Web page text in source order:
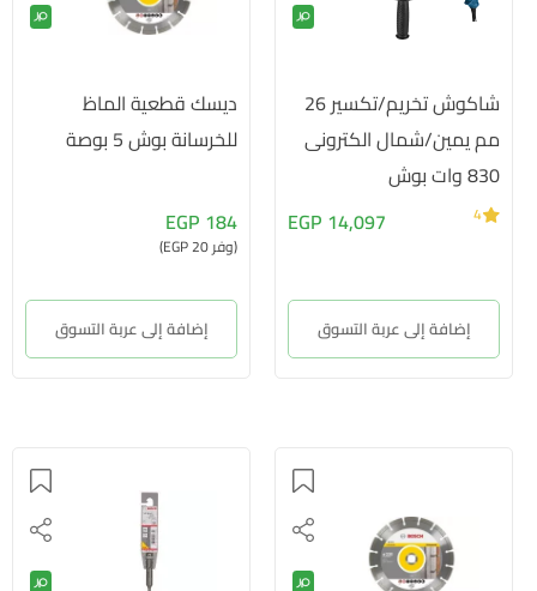
شاكوش تخريم/تكسير 26
مم يمين/شمال الكترونى
830 وات بوش
14,097 EGP
4
إضافة إلى عربة التسوق
ديسك قطعية الماظ
للخرسانة بوش 5 بوصة
184 EGP
(وفر 20 EGP)
إضافة إلى عربة التسوق